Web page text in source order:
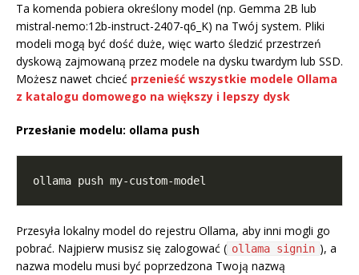
Ta komenda pobiera określony model (np. Gemma 2B lub
mistral-nemo:12b-instruct-2407-q6_K) na Twój system. Pliki
modeli mogą być dość duże, więc warto śledzić przestrzeń
dyskową zajmowaną przez modele na dysku twardym lub SSD.
Możesz nawet chcieć przenieść wszystkie modele Ollama
z katalogu domowego na większy i lepszy dysk
Przesłanie modelu: ollama push
Przesyła lokalny model do rejestru Ollama, aby inni mogli go
pobrać. Najpierw musisz się zalogować ( ollama signin ), a
nazwa modelu musi być poprzedzona Twoją nazwą